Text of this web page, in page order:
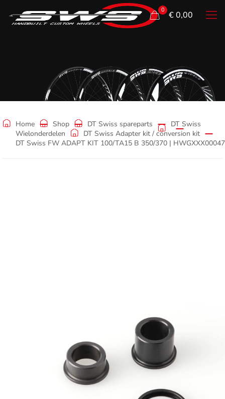
0 € 0,00
Shop
Home Shop DT Swiss spareparts
DT Swiss
Wielonderdelen
DT Swiss Adapter kit / conversion kit
DT Swiss FW ADAPT KIT 100/TA15 B 350/370 |